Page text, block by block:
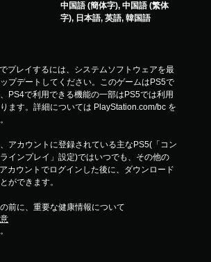
中国語 (簡体字), 中国語 (繁体
字), 日本語, 英語, 韓国語
プレイするには、システムソフトウェアを最
プデートしてください。このゲームはPS5で
PS4で利用できる機能の一部はPS5では利用
ます。詳細については PlayStation.com/bc を
アカウントに登録されている主なPS5(「コン
インプレイ」設定)ではいつでも、その他の
カウントでログインした後に、ダウンロード
ができます。
前に、重要な健康情報について